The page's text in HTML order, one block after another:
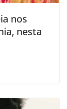
nos
nesta